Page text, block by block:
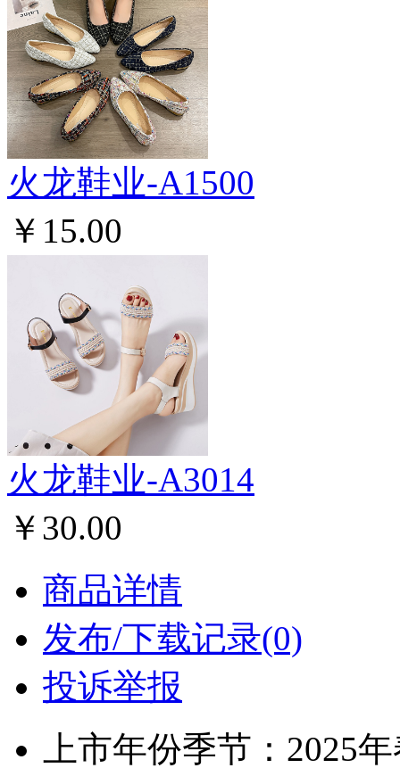
火龙鞋业-A1500
￥15.00
火龙鞋业-A3014
￥30.00
商品详情
发布/下载记录(0)
投诉举报
上市年份季节：2025